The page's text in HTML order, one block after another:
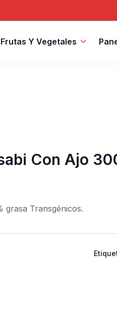
Frutas Y Vegetales
Con Ajo
grasa Transgénicos.